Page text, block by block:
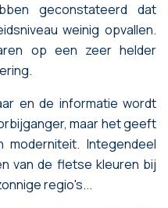
geconstateerd dat
weinig opvallen.
op een zeer helder
en de informatie wordt
maar het geeft
Integendeel
van de fletse kleuren bij
regio's...